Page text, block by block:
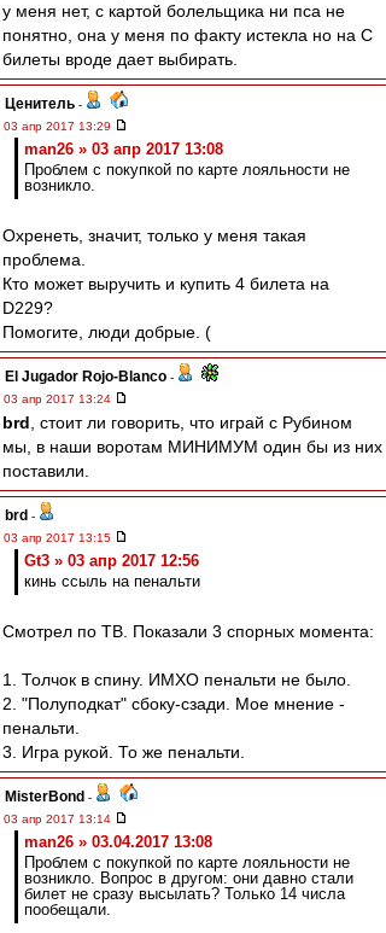
у меня нет, с картой болельщика ни пса не
понятно, она у меня по факту истекла но на С
билеты вроде дает выбирать.
Ценитель -
03 апр 2017 13:29
man26 » 03 апр 2017 13:08
Проблем с покупкой по карте лояльности не
возникло.
Охренеть, значит, только у меня такая
проблема.
Кто может выручить и купить 4 билета на
D229?
Помогите, люди добрые. (
El Jugador Rojo-Blanco -
03 апр 2017 13:24
brd , стоит ли говорить, что играй с Рубином
мы, в наши воротам МИНИМУМ один бы из них
поставили.
brd -
03 апр 2017 13:15
Gt3 » 03 апр 2017 12:56
кинь ссыль на пенальти
Смотрел по ТВ. Показали 3 спорных момента:
1. Толчок в спину. ИМХО пенальти не было.
2. "Полуподкат" сбоку-сзади. Мое мнение -
пенальти.
3. Игра рукой. То же пенальти.
MisterBond -
03 апр 2017 13:14
man26 » 03.04.2017 13:08
Проблем с покупкой по карте лояльности не
возникло. Вопрос в другом: они давно стали
билет не сразу высылать? Только 14 числа
пообещали.